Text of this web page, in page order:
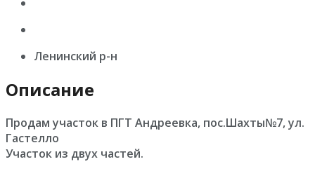
Ленинский р-н
Описание
Продам участок в ПГТ Андреевка, пос.Шахты№7, ул.
Гастелло
Участок из двух частей.